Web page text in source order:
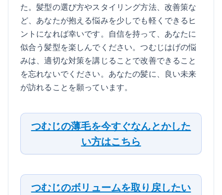
た。髪型の選び方やスタイリング方法、改善策な
ど、あなたが抱える悩みを少しでも軽くできるヒ
ントになれば幸いです。自信を持って、あなたに
似合う髪型を楽しんでください。つむじはげの悩
みは、適切な対策を講じることで改善できること
を忘れないでください。あなたの髪に、良い未来
が訪れることを願っています。
つむじの薄毛を今すぐなんとかした
い方はこちら
つむじのボリュームを取り戻したい